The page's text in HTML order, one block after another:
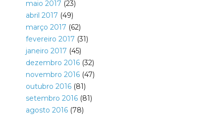
maio 2017 (23)
abril 2017 (49)
março 2017 (62)
fevereiro 2017 (31)
janeiro 2017 (45)
dezembro 2016(32)
novembro 2016(47)
outubro 2016(81)
setembro 2016(81)
agosto 2016(78)